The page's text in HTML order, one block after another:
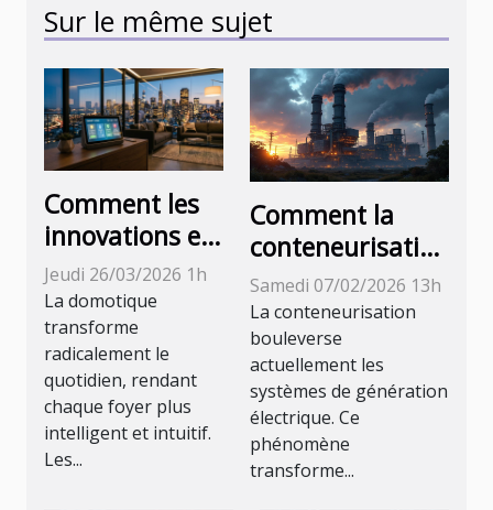
Sur le même sujet
Comment les
innovations en
domotique
façonnent
l'avenir du
confort
domestique ?
Jeudi 26/03/2026 1h
La domotique
transforme
radicalement le
quotidien, rendant
chaque foyer plus
intelligent et intuitif.
Les...
Comment la
conteneurisation
révolutionne les
systèmes de
génération
électrique ?
Samedi 07/02/2026 13h
La conteneurisation
bouleverse
actuellement les
systèmes de génération
électrique. Ce
phénomène
transforme...